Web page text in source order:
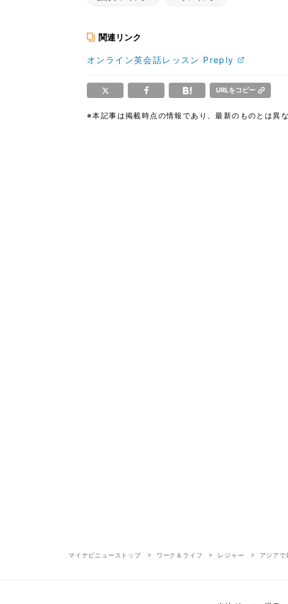
関連リンク
オンライン英会話レッスン Preply
URLをコピー
※本記事は掲載時点の情報であり、最新のものとは異
マイナビニューストップ ワーク＆ライフ レジャー アジア